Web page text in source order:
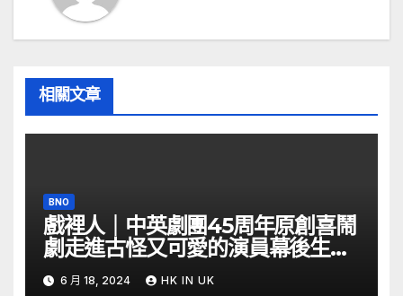
相關文章
BNO
戲裡人｜中英劇團45周年原創喜鬧
劇走進古怪又可愛的演員幕後生活
– YouTube
6 月 18, 2024 HK IN UK